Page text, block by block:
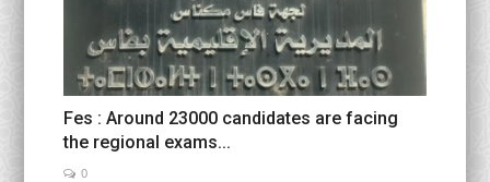
Fes : Around 23000 candidates are facing
the regional exams...
0